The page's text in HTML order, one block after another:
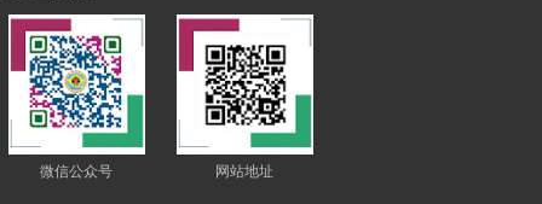
微信公众号 网站地址